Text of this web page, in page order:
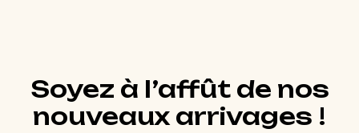
Soyez à l’affût de nos
nouveaux arrivages !